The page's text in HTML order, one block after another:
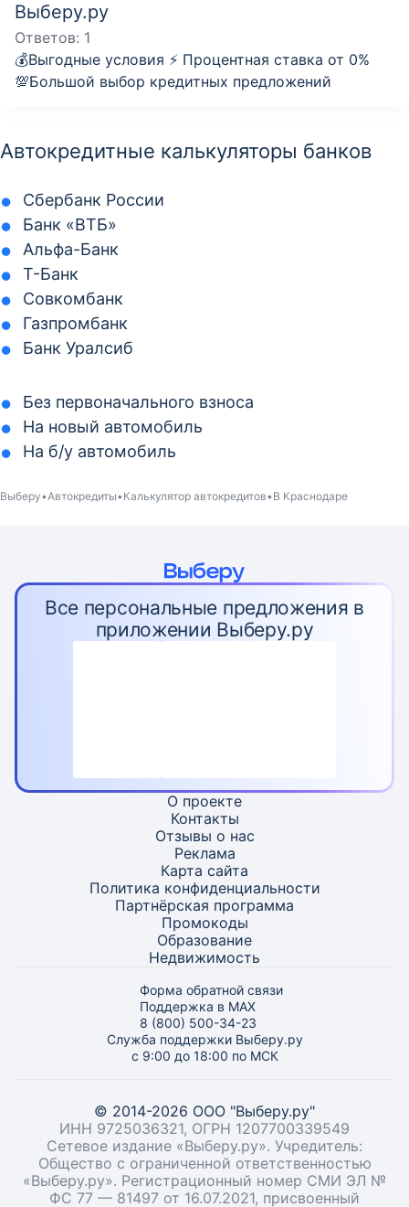
Выберу.ру
Ответов: 1
💰Выгодные условия ⚡️ Процентная ставка от 0%
💯Большой выбор кредитных предложений
Автокредитные калькуляторы банков
Сбербанк России
Банк «ВТБ»
Альфа-Банк
Т-Банк
Совкомбанк
Газпромбанк
Банк Уралсиб
Без первоначального взноса
На новый автомобиль
На б/у автомобиль
Выберу Автокредиты Калькулятор автокредитов В Краснодаре
Все персональные предложения в
приложении Выберу.ру
О проекте
Контакты
Отзывы о нас
Реклама
Карта сайта
Политика конфиденциальности
Партнёрская программа
Промокоды
Образование
Недвижимость
Форма обратной связи
Поддержка в MAX
8 (800) 500-34-23
Служба поддержки Выберу.ру
с 9:00 до 18:00 по МСК
© 2014-2026 ООО "Выберу.ру"
ИНН 9725036321, ОГРН 1207700339549
Сетевое издание «Выберу.ру». Учредитель:
Общество с ограниченной ответственностью
«Выберу.ру». Регистрационный номер СМИ ЭЛ №
ФС 77 — 81497 от 16.07.2021, присвоенный